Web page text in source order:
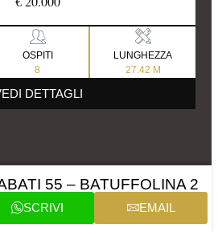
OSPITI
8
LUNGHEZZA
27.42 M
DETTAGLI
55 – BATUFFOLINA 2
SCRIVI EMAIL